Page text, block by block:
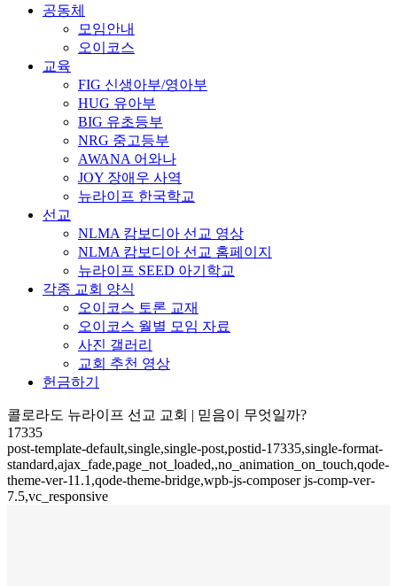
공동체
모임안내
오이코스
교육
FIG 신생아부/영아부
HUG 유아부
BIG 유초등부
NRG 중고등부
AWANA 어와나
JOY 장애우 사역
뉴라이프 한국학교
선교
NLMA 캄보디아 선교 영상
NLMA 캄보디아 선교 홈페이지
뉴라이프 SEED 아기학교
각종 교회 양식
오이코스 토론 교재
오이코스 월별 모임 자료
사진 갤러리
교회 추천 영상
헌금하기
콜로라도 뉴라이프 선교 교회 | 믿음이 무엇일까?
17335
post-template-default,single,single-post,postid-17335,single-format-
standard,ajax_fade,page_not_loaded,,no_animation_on_touch,qode-
theme-ver-11.1,qode-theme-bridge,wpb-js-composer js-comp-ver-
7.5,vc_responsive